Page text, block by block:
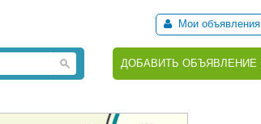
Мои объявления
ДОБАВИТЬ ОБЪЯВЛЕНИЕ